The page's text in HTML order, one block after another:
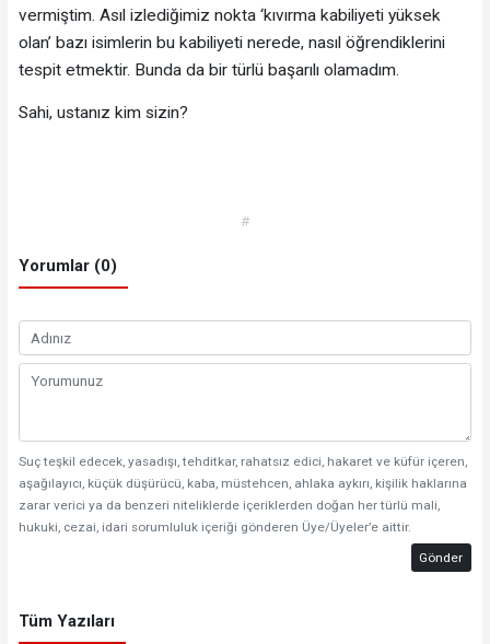
vermiştim. Asıl izlediğimiz nokta ‘kıvırma kabiliyeti yüksek
olan’ bazı isimlerin bu kabiliyeti nerede, nasıl öğrendiklerini
tespit etmektir. Bunda da bir türlü başarılı olamadım.
Sahi, ustanız kim sizin?
#
Yorumlar (0)
Suç teşkil edecek, yasadışı, tehditkar, rahatsız edici, hakaret ve küfür içeren,
aşağılayıcı, küçük düşürücü, kaba, müstehcen, ahlaka aykırı, kişilik haklarına
zarar verici ya da benzeri niteliklerde içeriklerden doğan her türlü mali,
hukuki, cezai, idari sorumluluk içeriği gönderen Üye/Üyeler’e aittir.
Gönder
Tüm Yazıları